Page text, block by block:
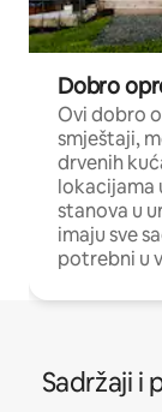
Dobro
Ovi dobro
smještaji,
drvenih
lokacijama
stanova u
imaju sve
potrebni u
Sadržaji i